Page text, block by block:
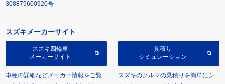
308879600920号
スズキメーカーサイト
スズキ四輪車
メーカーサイト
車種の詳細などメーカー情報をご覧
見積り
シミュレーション
スズキのクルマの見積りを簡単にシ